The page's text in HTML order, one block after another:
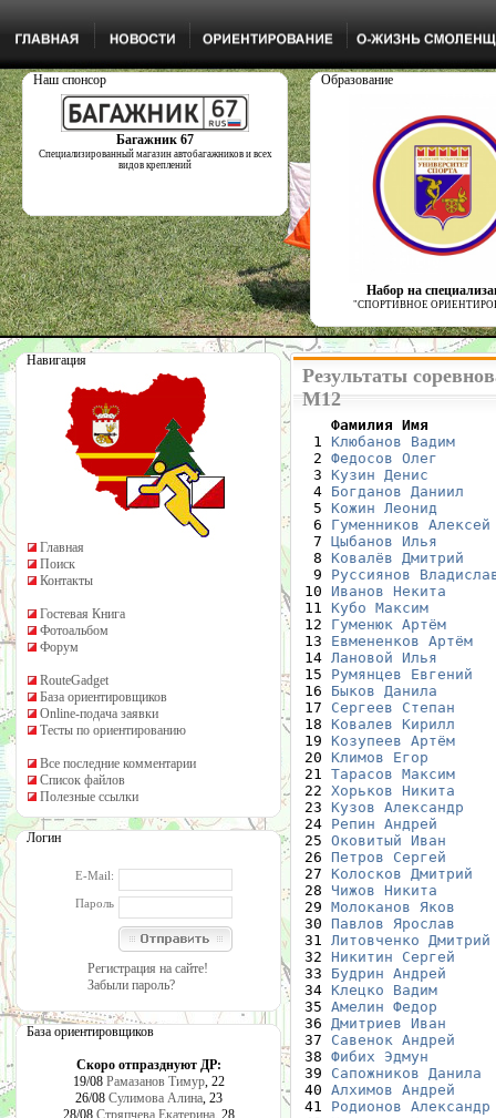
Наш спонсор
Багажник 67
Специализированный магазин автобагажников и всех
видов креплений
Образование
Набор на
"СПОРТИВНОЕ
Навигация
Главная
Поиск
Контакты
Гостевая Книга
Фотоальбом
Форум
RouteGadget
База ориентировщиков
Online-подача заявки
Тесты по ориентированию
Все последние комментарии
Список файлов
Полезные ссылки
Логин
E-Mail:
Пароль
Регистрация на сайте!
Забыли пароль?
База ориентировщиков
Скоро отпразднуют ДР:
19/08 Рамазанов Тимур, 22
26/08 Сулимова Алина, 23
28/08 Стряпчева Екатерина, 28
Результаты
М12
Фамилия Имя
1 Клюбанов Вадим
  2
Федосов Олег
  3
Кузин Денис
  4
Богданов Даниил
  5
Кожин Леонид
  6
Гуменников Алексей
  7
Цыбанов Илья
  8
Ковалёв Дмитрий
  9
Руссиянов
10 Иванов Некита
11 Кубо Максим
12 Гуменюк Артём
13 Евмененков Артём
14 Лановой Илья
15 Румянцев Евгений
16 Быков Данила
17 Сергеев Степан
18 Ковалев Кирилл
19 Козупеев Артём
20 Климов Егор
21 Тарасов Максим
22 Хорьков Никита
23 Кузов Александр
24 Репин Андрей
25 Оковитый Иван
26 Петров Сергей
27 Колосков Дмитрий
28 Чижов Никита
29 Молоканов Яков
30 Павлов Ярослав
31 Литовченко Дмитрий
32 Никитин Сергей
33 Будрин Андрей
34 Клецко Вадим
35 Амелин Федор
36 Дмитриев Иван
37 Савенок Андрей
38 Фибих Эдмун
39 Сапожников Данила
40 Алхимов Андрей
41 Родионов Александр